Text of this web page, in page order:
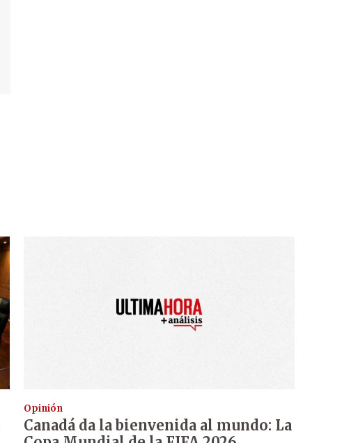
Opinión
Canadá da la bienvenida al mundo: La